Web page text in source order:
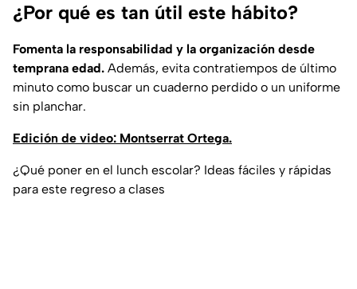
¿Por qué es tan útil este hábito?
Fomenta la responsabilidad y la organización desde
temprana edad. Además, evita contratiempos de último
minuto como buscar un cuaderno perdido o un uniforme
sin planchar.
Edición de video: Montserrat Ortega.
¿Qué poner en el lunch escolar? Ideas fáciles y rápidas
para este regreso a clases